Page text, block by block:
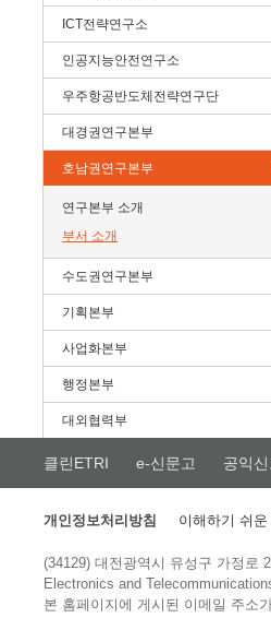
ICT전략연구소
인공지능안전연구소
우주항공반도체전략연구단
대경권연구본부
호남권연구본부
연구본부 소개
부서 소개
수도권연구본부
기획본부
사업화본부
행정본부
대외협력부
클린ETRI e-신문고 공익신
개인정보처리방침 이해하기 쉬
(34129) 대전광역시 유성구 가정로
Electronics and
본 홈페이지에 게시된 이메일 주소